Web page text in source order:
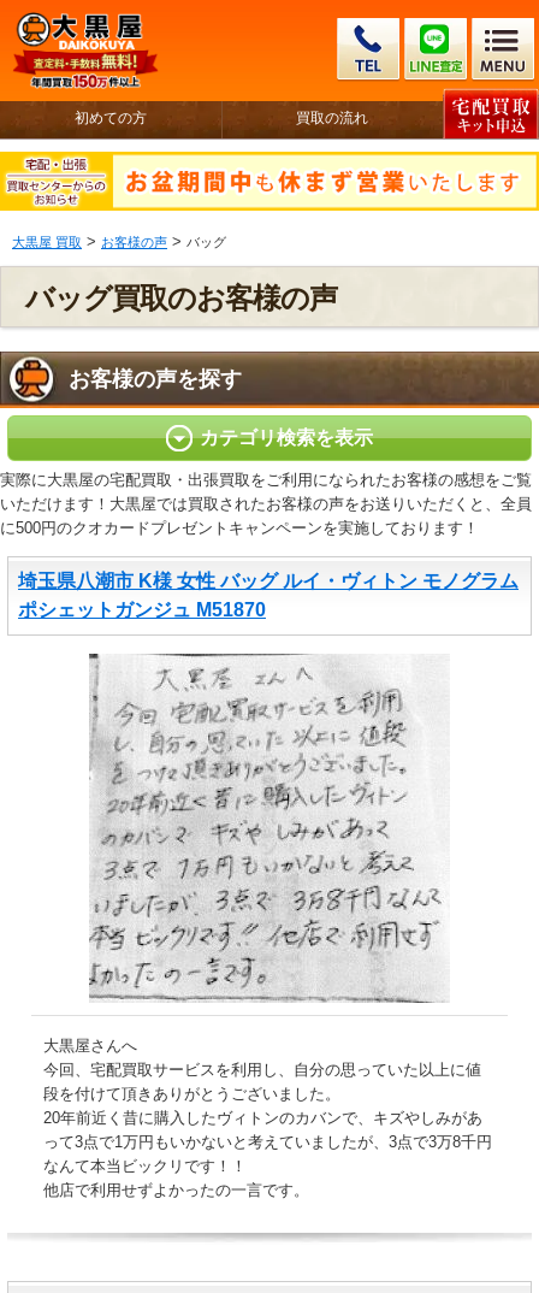
初めての方 買取の流れ
大黒屋 買取 > お客様の声 > バッグ
バッグ買取のお客様の声
お客様の声を探す
カテゴリ検索を表示
実際に大黒屋の宅配買取・出張買取をご利用になられたお客様の感想をご覧
いただけます！大黒屋では買取されたお客様の声をお送りいただくと、全員
に500円のクオカードプレゼントキャンペーンを実施しております！
埼玉県八潮市 K様 女性 バッグ ルイ・ヴィトン モノグラム
ポシェットガンジュ M51870
大黒屋さんへ
今回、宅配買取サービスを利用し、自分の思っていた以上に値
段を付けて頂きありがとうございました。
20年前近く昔に購入したヴィトンのカバンで、キズやしみがあ
って3点で1万円もいかないと考えていましたが、3点で3万8千円
なんて本当ビックリです！！
他店で利用せずよかったの一言です。